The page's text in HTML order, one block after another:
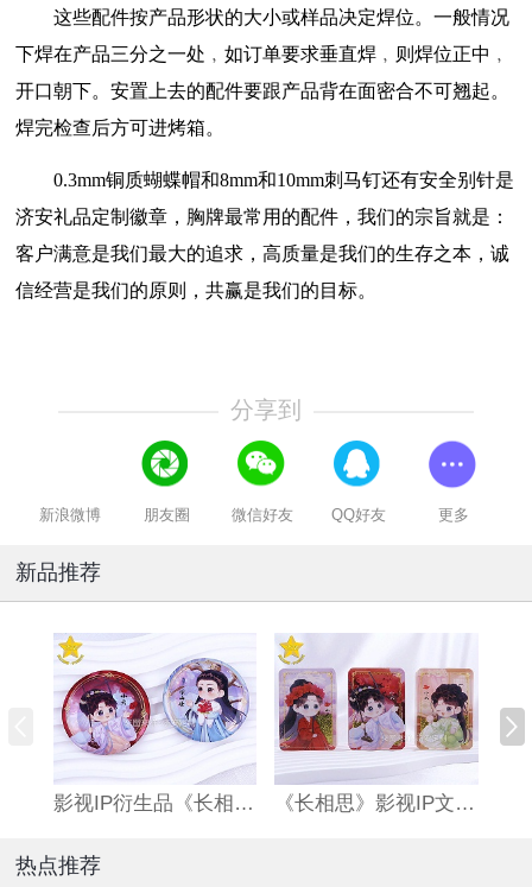
这些配件按产品形状的大小或样品决定焊位。一般情况
下焊在产品三分之一处﹐如订单要求垂直焊﹐则焊位正中﹐
开口朝下。安置上去的配件要跟产品背在面密合不可翘起。
焊完检查后方可进烤箱。
0.3mm铜质蝴蝶帽和8mm和10mm刺马钉还有安全别针是
济安礼品定制徽章，胸牌最常用的配件，我们的宗旨就是：
客户满意是我们最大的追求，高质量是我们的生存之本，诚
信经营是我们的原则，共赢是我们的目标。
分享到
新浪微博 朋友圈 微信好友 QQ好友 更多
新品推荐
影视IP衍生品《长相思》双闪吧唧 《长相思》影视IP文创亚克力流沙麻将
热点推荐